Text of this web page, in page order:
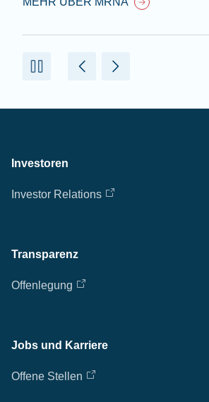
Investoren
Investor Relations
Transparenz
Offenlegung
Jobs und Karriere
Offene Stellen